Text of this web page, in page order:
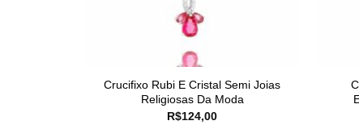
Crucifixo Rubi E Cristal Semi Joias
Religiosas Da Moda
R$124,00